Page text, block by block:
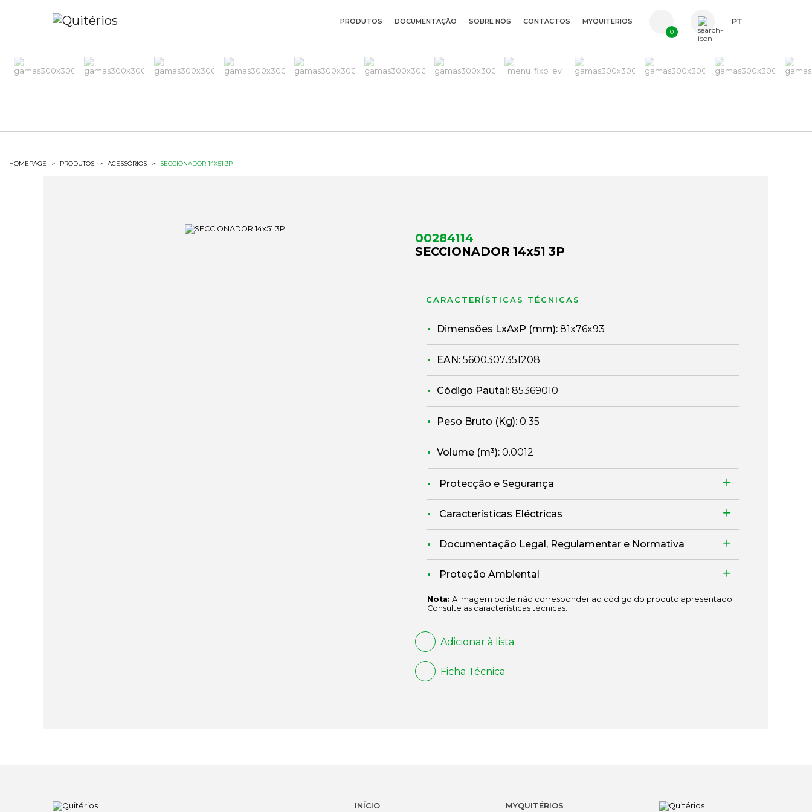
ES
PRODUTOS DOCUMENTAÇÃO SOBRE NÓS CONTACTOS MYQUITÉRIOS
0
PT
HOMEPAGE > PRODUTOS > ACESSÓRIOS > SECCIONADOR 14X51 3P
00284114
SECCIONADOR 14x51 3P
CARACTERÍSTICAS TÉCNICAS
Dimensões LxAxP (mm): 81x76x93
EAN: 5600307351208
Código Pautal: 85369010
Peso Bruto (Kg): 0.35
Volume (m³): 0.0012
Protecção e Segurança
Características Eléctricas
Documentação Legal, Regulamentar e Normativa
Proteção Ambiental
Nota: A imagem pode não corresponder ao código do produto apresentado.
Consulte as características técnicas.
Adicionar à lista
Ficha Técnica
INÍCIO MYQUITÉRIOS